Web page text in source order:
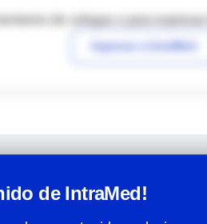
de colegas o para
Ingresar a IntraMed
de IntraMed!